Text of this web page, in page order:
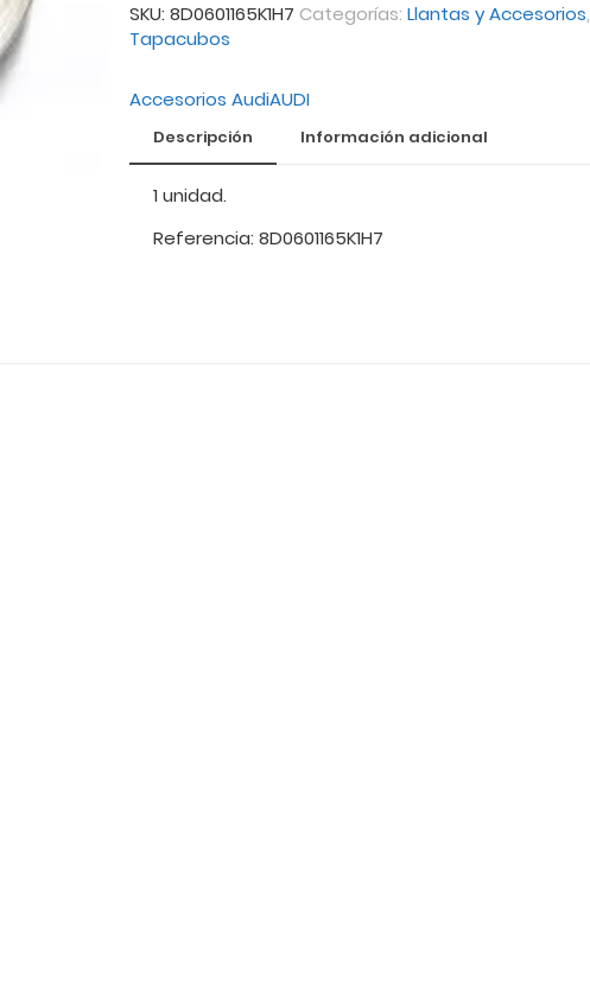
SKU: 8D0601165K1H7 Categorías: Llantas y Accesorios,
Tapacubos
Accesorios AudiAUDI
Descripción Información adicional
1 unidad.
Referencia: 8D0601165K1H7